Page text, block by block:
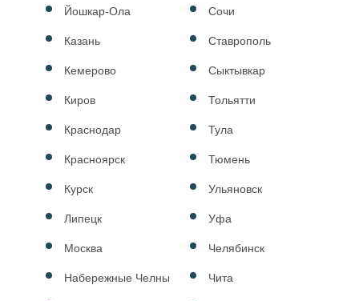
Йошкар-Ола
Казань
Кемерово
Киров
Краснодар
Красноярск
Курск
Липецк
Москва
Набережные Челны
Сочи
Ставрополь
Сыктывкар
Тольятти
Тула
Тюмень
Ульяновск
Уфа
Челябинск
Чита